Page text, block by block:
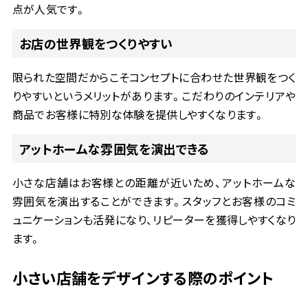
点が人気です。
お店の世界観をつくりやすい
限られた空間だからこそコンセプトに合わせた世界観をつく
りやすいというメリットがあります。こだわりのインテリアや
商品でお客様に特別な体験を提供しやすくなります。
アットホームな雰囲気を演出できる
小さな店舗はお客様との距離が近いため、アットホームな
雰囲気を演出することができます。スタッフとお客様のコミ
ュニケーションも活発になり、リピーターを獲得しやすくなり
ます。
小さい店舗をデザインする際のポイント